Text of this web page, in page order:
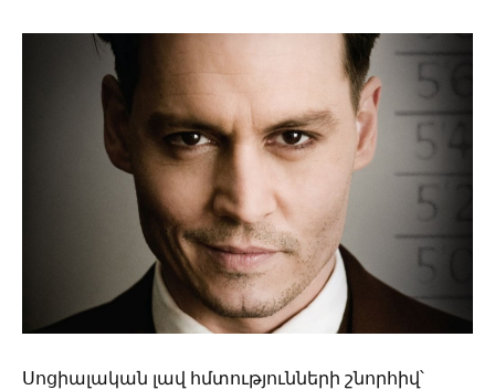
Սոցիալական լավ հմտությունների շնորհիվ՝